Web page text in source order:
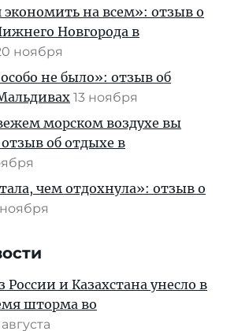
на всем»: отзыв о
Новгорода в
ноября
не было»: отзыв об
13 ноября
морском воздухе вы
об отдыхе в
чем отдохнула»: отзыв о
России и Казахстана унесло в
шторма во